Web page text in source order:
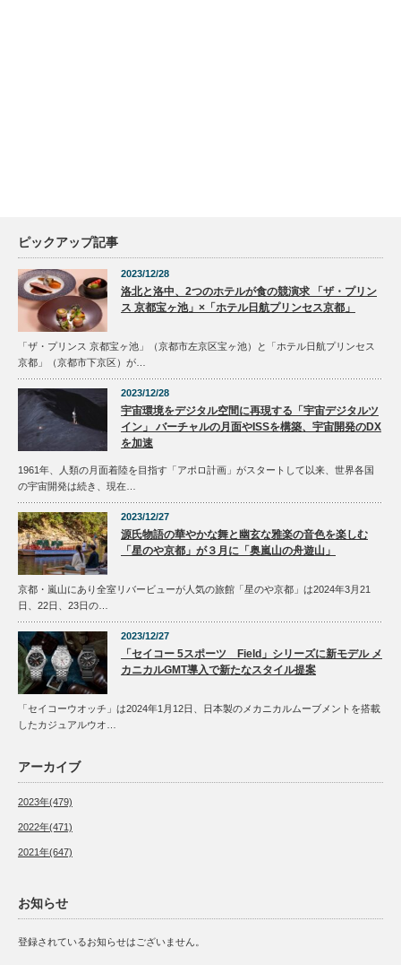
ピックアップ記事
2023/12/28
洛北と洛中、2つのホテルが食の競演求 「ザ・プリン
ス 京都宝ヶ池」×「ホテル日航プリンセス京都」
「ザ・プリンス 京都宝ヶ池」（京都市左京区宝ヶ池）と「ホテル日航プリンセス
京都」（京都市下京区）が…
2023/12/28
宇宙環境をデジタル空間に再現する「宇宙デジタルツ
イン」 バーチャルの月面やISSを構築、宇宙開発のDX
を加速
1961年、人類の月面着陸を目指す「アポロ計画」がスタートして以来、世界各国
の宇宙開発は続き、現在…
2023/12/27
源氏物語の華やかな舞と幽玄な雅楽の音色を楽しむ
「星のや京都」が３月に「奥嵐山の舟遊山」
京都・嵐山にあり全室リバービューが人気の旅館「星のや京都」は2024年3月21
日、22日、23日の…
2023/12/27
「セイコー 5スポーツ Field」シリーズに新モデル メ
カニカルGMT導入で新たなスタイル提案
「セイコーウオッチ」は2024年1月12日、日本製のメカニカルムーブメントを搭載
したカジュアルウオ…
アーカイブ
2023年(479)
2022年(471)
2021年(647)
お知らせ
登録されているお知らせはございません。